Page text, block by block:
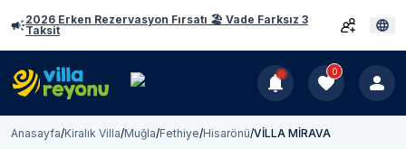
2026 Erken Rezervasyon Fırsatı 🏖️ Vade Farksız 3
Taksit
0
Anasayfa/Kiralık Villa/Muğla/Fethiye/Hisarönü/VİLLA MİRAVA